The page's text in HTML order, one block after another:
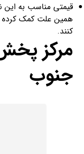
قیمتی مناسب به
همین علت کمک کرده
کنند.
مرکز
جنوب